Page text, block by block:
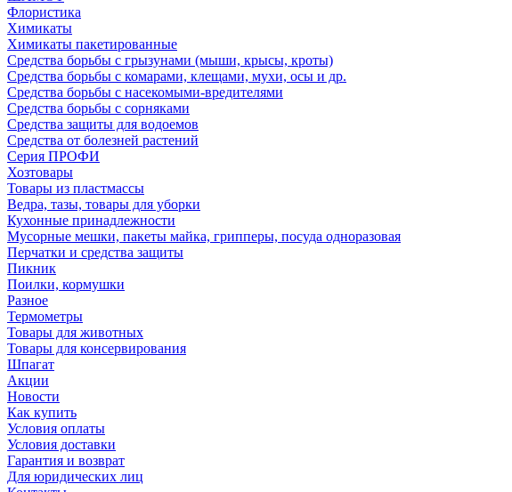
Флористика
Химикаты
Химикаты пакетированные
Средства борьбы с грызунами (мыши, крысы, кроты)
Средства борьбы с комарами, клещами, мухи, осы и др.
Средства борьбы с насекомыми-вредителями
Средства борьбы с сорняками
Средства защиты для водоемов
Средства от болезней растений
Серия ПРОФИ
Хозтовары
Товары из пластмассы
Ведра, тазы, товары для уборки
Кухонные принадлежности
Мусорные мешки, пакеты майка, грипперы, посуда одноразовая
Перчатки и средства защиты
Пикник
Поилки, кормушки
Разное
Термометры
Товары для животных
Товары для консервирования
Шпагат
Акции
Новости
Как купить
Условия оплаты
Условия доставки
Гарантия и возврат
Для юридических лиц